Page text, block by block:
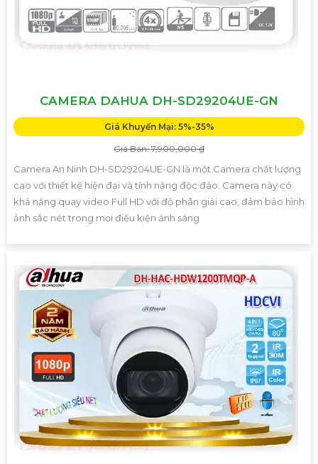
CAMERA DAHUA DH-SD29204UE-GN
Giá Khuyến Mại: 5%-35%
Giá Bán: 7,900,000 ₫
Camera An Ninh DH-SD29204UE-GN là một Camera chất lượng
cao với thiết kế hiện đại và tính năng độc đáo. Camera này có
khả năng quay video Full HD với độ phân giải cao, đảm bảo hình
ảnh sắc nét trong mọi điều kiện ánh sáng